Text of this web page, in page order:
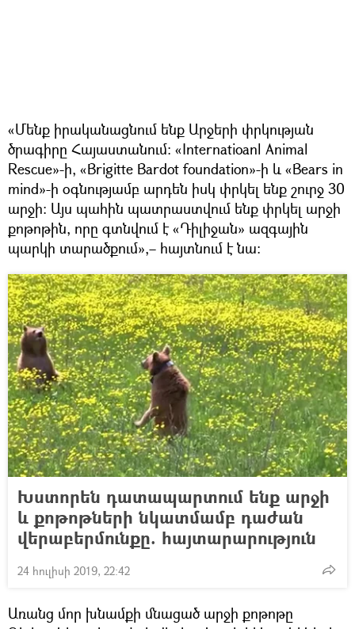
«Մենք իրականացնում ենք Արջերի փրկության
ծրագիրը Հայաստանում։ «Internatioanl Animal
Rescue»-ի, «Brigitte Bardot foundation»-ի և «Bears in
mind»-ի օգնությամբ արդեն իսկ փրկել ենք շուրջ 30
արջի։ Այս պահին պատրաստվում ենք փրկել արջի
քոթոթին, որը գտնվում է «Դիլիջան» ազգային
պարկի տարածքում»,– հայտնում է նա:
Խստորեն դատապարտում ենք արջի
և քոթոթների նկատմամբ դաժան
վերաբերմունքը. հայտարարություն
24 հուլիսի 2019, 22:42
Առանց մոր խնամքի մնացած արջի քոթոթը